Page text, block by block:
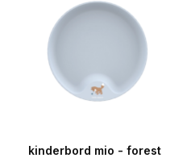
kinderbord mio - forest